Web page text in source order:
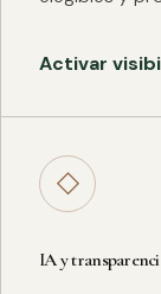
Activar
◇
IA y